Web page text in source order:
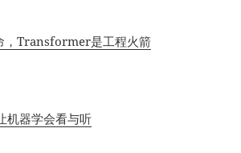
，Transformer是工程火箭
器学会看与听